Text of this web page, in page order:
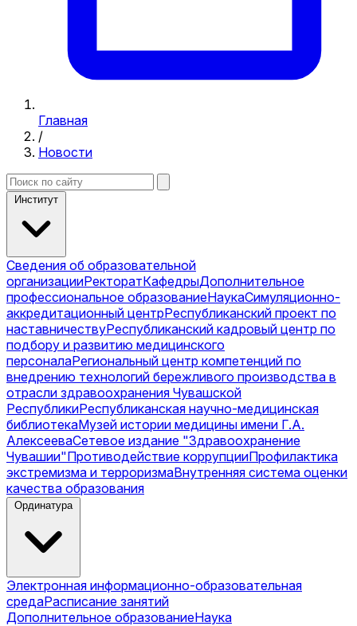
Главная
/
Новости
Институт
Сведения об образовательной
организацииРекторатКафедрыДополнительное
профессиональное образованиеНаукаСимуляционно-
аккредитационный центрРеспубликанский проект по
наставничествуРеспубликанский кадровый центр по
подбору и развитию медицинского
персоналаРегиональный центр компетенций по
внедрению технологий бережливого производства в
отрасли здравоохранения Чувашской
РеспубликиРеспубликанская научно-медицинская
библиотекаМузей истории медицины имени Г.А.
АлексееваСетевое издание "Здравоохранение
Чувашии"Противодействие коррупцииПрофилактика
экстремизма и терроризмаВнутренняя система оценки
качества образования
Ординатура
Электронная информационно-образовательная
средаРасписание занятий
Дополнительное образованиеНаука